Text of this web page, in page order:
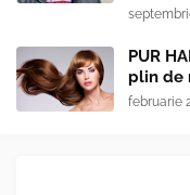
PUR
plin de
februarie